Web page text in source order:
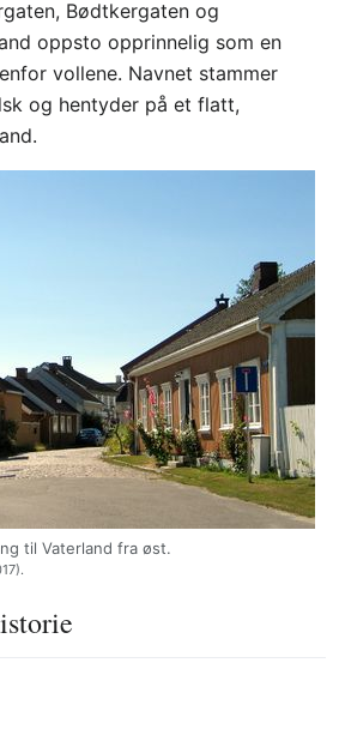
Bødtkergaten og
oppsto opprinnelig som en
vollene. Navnet stammer
og hentyder på et flatt,
til Vaterland fra øst.